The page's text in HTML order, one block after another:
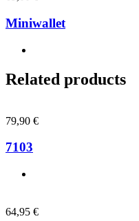
Miniwallet
Related products
79,90 €
7103
64,95 €